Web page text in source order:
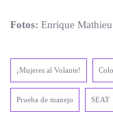
Fotos: Enrique Mathieu
¡Mujeres al Volante!
Prueba de manejo SEAT